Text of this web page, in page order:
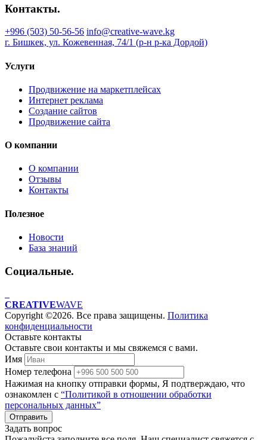
Контакты.
+996 (503) 50-56-56 info@creative-wave.kg
г. Бишкек, ул. Кожевенная, 74/1 (р-н р-ка Дордой)
Услуги
Продвижение на маркетплейсах
Интернет реклама
Создание сайтов
Продвижение сайта
О компании
О компании
Отзывы
Контакты
Полезное
Новости
База знаний
Социальные.
CREATIVEWAVE
Copyright ©2026. Все права защищены. Политика
конфиденциальности
Оставьте контакты
Оставьте свои контакты и мы свяжемся с вами.
Имя
Номер телефона
Нажимая на кнопку отправки формы, Я подтверждаю, что
ознакомлен с “Политикой в отношении обработки
персональных данных”
Отправить
Задать вопрос